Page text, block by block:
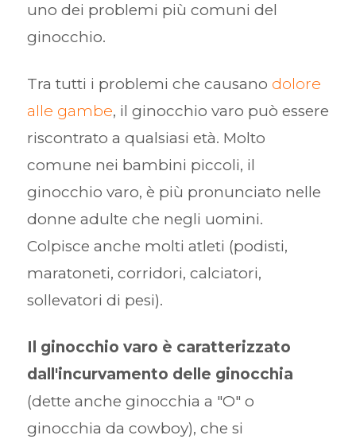
uno dei problemi più comuni del
ginocchio.
Tra tutti i problemi che causano dolore
alle gambe, il ginocchio varo può essere
riscontrato a qualsiasi età. Molto
comune nei bambini piccoli, il
ginocchio varo, è più pronunciato nelle
donne adulte che negli uomini.
Colpisce anche molti atleti (podisti,
maratoneti, corridori, calciatori,
sollevatori di pesi).
Il ginocchio varo è caratterizzato
dall'incurvamento delle ginocchia
(dette anche ginocchia a "O" o
ginocchia da cowboy), che si